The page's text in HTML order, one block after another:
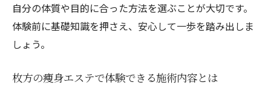
自分の体質や目的に合った方法を選ぶことが大切です。
体験前に基礎知識を押さえ、安心して一歩を踏み出しま
しょう。
枚方の痩身エステで体験できる施術内容とは